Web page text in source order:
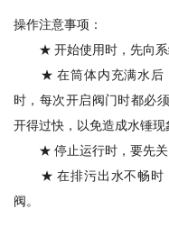
操作注意事项：
★ 开始使用时，先向系
★ 在筒体内充满水后，
时，每次开启阀门时都必
开得过快，以免造成水锤现
★ 停止运行时，要先关
★ 在排污出水不畅时，
阀。